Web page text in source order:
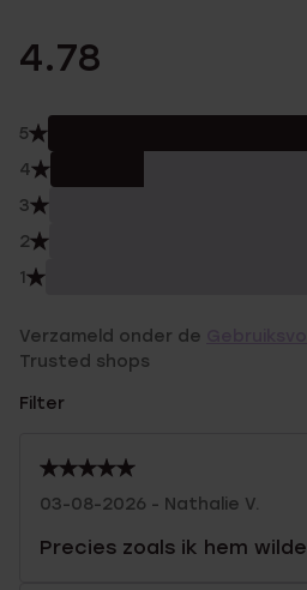
4.78
5
4
3
2
1
Verzameld onder de
Trusted shops
Filter
03-08-2026 - Nathalie V.
Precies zoals ik hem wilde